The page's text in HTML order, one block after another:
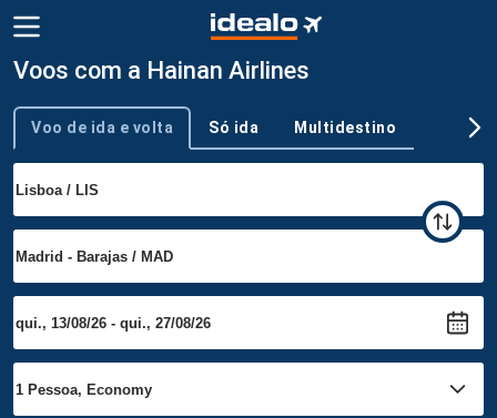
Voos com a Hainan Airlines
Tipo de viagem
Voo de ida e volta Só ida Multidestino